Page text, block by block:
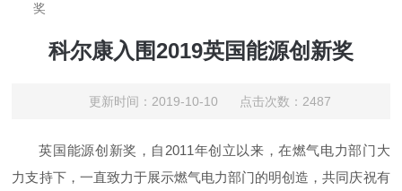
奖
科尔康入围2019英国能源创新奖
更新时间：2019-10-10 点击次数：2487
英国能源创新奖，自2011年创立以来，在燃气电力部门大
力支持下，一直致力于展示燃气电力部门的明创造，共同庆祝有